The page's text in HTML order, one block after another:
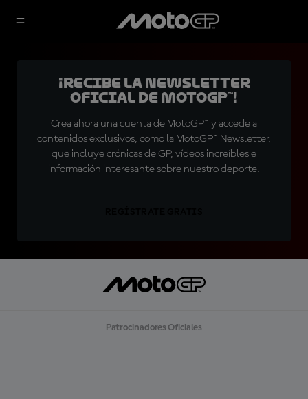
¡Recibe la Newsletter
oficial de MotoGP™!
Crea ahora una cuenta de MotoGP™ y accede a
contenidos exclusivos, como la MotoGP™ Newsletter,
que incluye crónicas de GP, vídeos increíbles e
información interesante sobre nuestro deporte.
Patrocinadores Oficiales